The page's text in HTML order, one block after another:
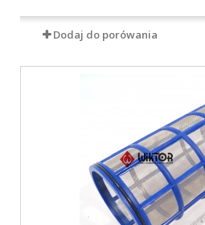
Dodaj do porówania